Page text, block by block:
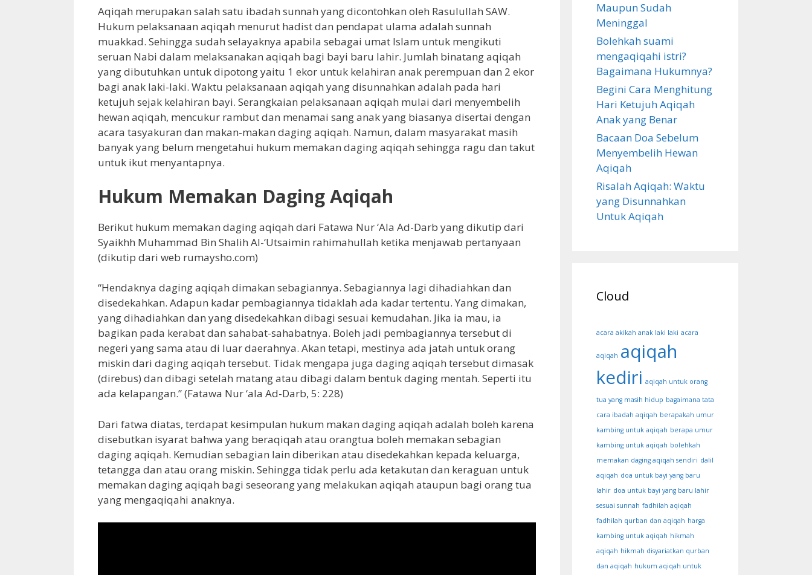
Aqiqah merupakan salah satu ibadah sunnah yang dicontohkan oleh Rasulullah SAW.
Hukum pelaksanaan aqiqah menurut hadist dan pendapat ulama adalah sunnah
muakkad. Sehingga sudah selayaknya apabila sebagai umat Islam untuk mengikuti
seruan Nabi dalam melaksanakan aqiqah bagi bayi baru lahir. Jumlah binatang aqiqah
yang dibutuhkan untuk dipotong yaitu 1 ekor untuk kelahiran anak perempuan dan 2 ekor
bagi anak laki-laki. Waktu pelaksanaan aqiqah yang disunnahkan adalah pada hari
ketujuh sejak kelahiran bayi. Serangkaian pelaksanaan aqiqah mulai dari menyembelih
hewan aqiqah, mencukur rambut dan menamai sang anak yang biasanya disertai dengan
acara tasyakuran dan makan-makan daging aqiqah. Namun, dalam masyarakat masih
banyak yang belum mengetahui hukum memakan daging aqiqah sehingga ragu dan takut
untuk ikut menyantapnya.
Hukum Memakan Daging Aqiqah
Berikut hukum memakan daging aqiqah dari Fatawa Nur ‘Ala Ad-Darb yang dikutip dari
Syaikhh Muhammad Bin Shalih Al-‘Utsaimin rahimahullah ketika menjawab pertanyaan
(dikutip dari web rumaysho.com)
“Hendaknya daging aqiqah dimakan sebagiannya. Sebagiannya lagi dihadiahkan dan
disedekahkan. Adapun kadar pembagiannya tidaklah ada kadar tertentu. Yang dimakan,
yang dihadiahkan dan yang disedekahkan dibagi sesuai kemudahan. Jika ia mau, ia
bagikan pada kerabat dan sahabat-sahabatnya. Boleh jadi pembagiannya tersebut di
negeri yang sama atau di luar daerahnya. Akan tetapi, mestinya ada jatah untuk orang
miskin dari daging aqiqah tersebut. Tidak mengapa juga daging aqiqah tersebut dimasak
(direbus) dan dibagi setelah matang atau dibagi dalam bentuk daging mentah. Seperti itu
ada kelapangan.” (Fatawa Nur ‘ala Ad-Darb, 5: 228)
Dari fatwa diatas, terdapat kesimpulan hukum makan daging aqiqah adalah boleh karena
disebutkan isyarat bahwa yang beraqiqah atau orangtua boleh memakan sebagian
daging aqiqah. Kemudian sebagian lain diberikan atau disedekahkan kepada keluarga,
tetangga dan atau orang miskin. Sehingga tidak perlu ada ketakutan dan keraguan untuk
memakan daging aqiqah bagi seseorang yang melakukan aqiqah ataupun bagi orang tua
yang mengaqiqahi anaknya.
Maupun Sudah
Meninggal
Bolehkah suami
mengaqiqahi istri?
Bagaimana Hukumnya?
Begini Cara Menghitung
Hari Ketujuh Aqiqah
Anak yang Benar
Bacaan Doa Sebelum
Menyembelih Hewan
Aqiqah
Risalah Aqiqah: Waktu
yang Disunnahkan
Untuk Aqiqah
Cloud
acara akikah anak laki laki acara
aqiqah aqiqah
kediri aqiqah untuk orang
tua yang masih hidup bagaimana tata
cara ibadah aqiqah berapakah umur
kambing untuk aqiqah berapa umur
kambing untuk aqiqah bolehkah
memakan daging aqiqah sendiri dalil
aqiqah doa untuk bayi yang baru
lahir doa untuk bayi yang baru lahir
sesuai sunnah fadhilah aqiqah
fadhilah qurban dan aqiqah harga
kambing untuk aqiqah hikmah
aqiqah hikmah disyariatkan qurban
dan aqiqah hukum aqiqah untuk